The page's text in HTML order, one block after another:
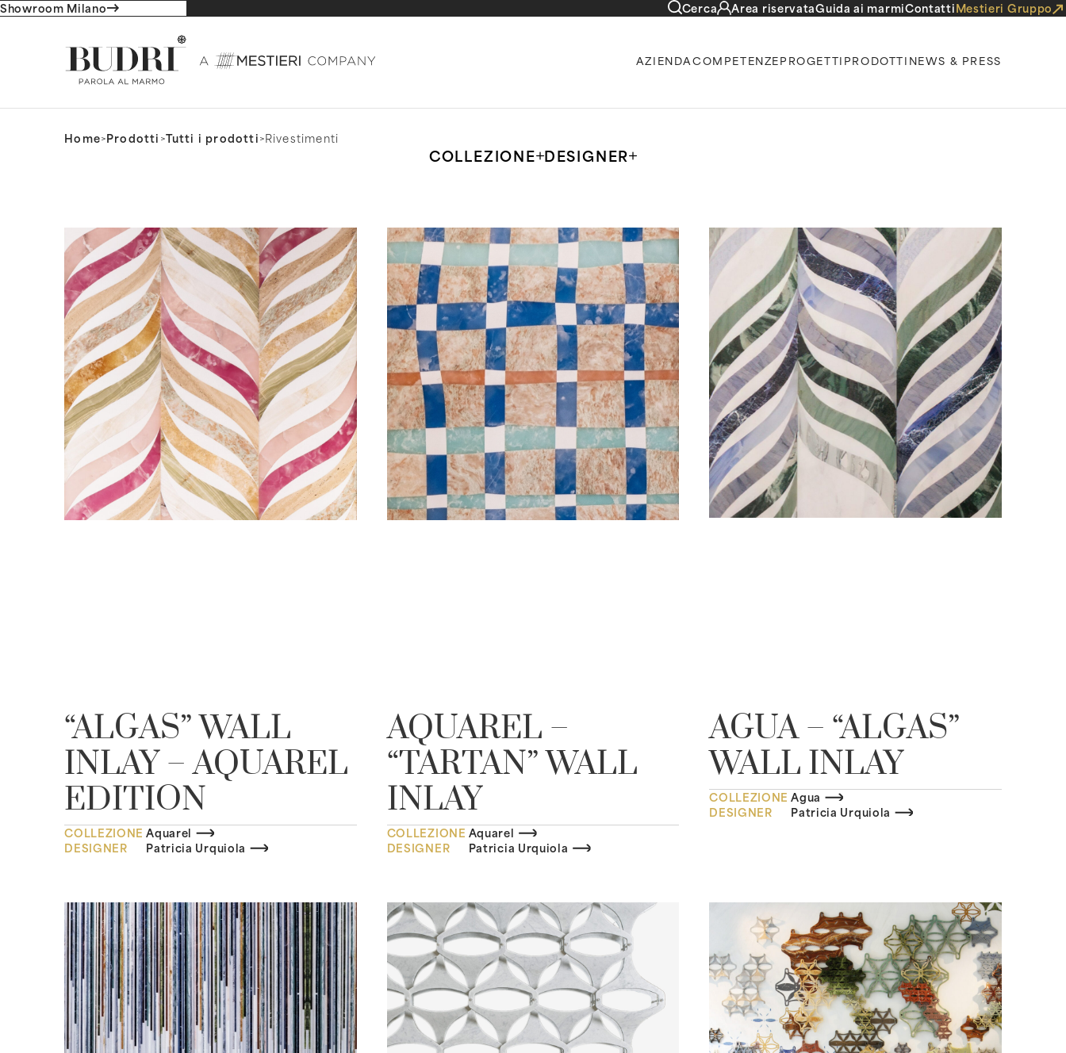
Showroom Milano Cerca Area riservataGuida ai marmiContattiMestieri Gruppo
AZIENDACOMPETENZEPROGETTIPRODOTTINEWS & PRESS
Home>Prodotti>Tutti i prodotti>Rivestimenti
COLLEZIONE DESIGNER
“ALGAS” WALL
INLAY – AQUAREL
EDITION
COLLEZIONE Aquarel
DESIGNER
Patricia Urquiola
AQUAREL –
“TARTAN” WALL
INLAY
COLLEZIONE Aquarel
DESIGNER
Patricia Urquiola
AGUA – “ALGAS”
WALL INLAY
COLLEZIONE Agua
DESIGNER
Patricia Urquiola